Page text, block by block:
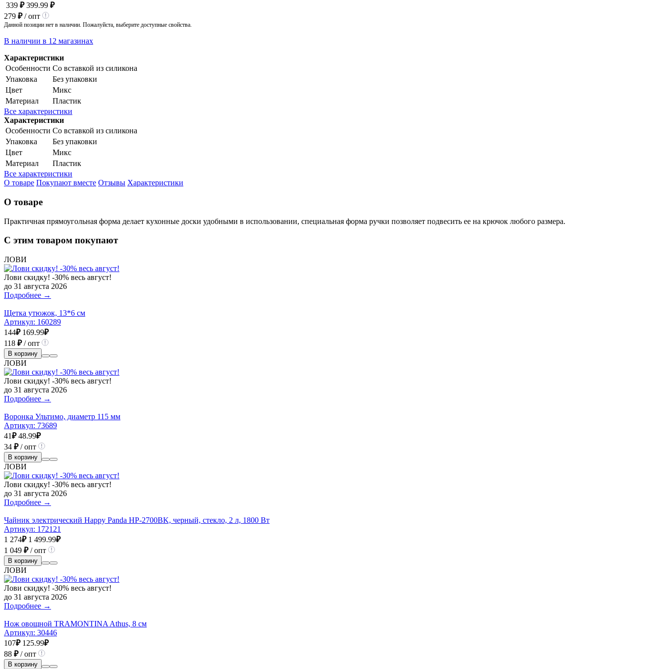
339 ₽ 399.99 ₽
279 ₽/ опт
Данной позиции нет в наличии. Пожалуйста, выберите доступные свойства.
В наличии в 12 магазинах
Характеристики
Особенности Со вставкой из силикона
Упаковка
Без упаковки
Цвет
Микс
Материал
Пластик
Все характеристики
Характеристики
Особенности Со вставкой из силикона
Упаковка
Без упаковки
Цвет
Микс
Материал
Пластик
Все характеристики
О товаре Покупают вместе Отзывы Характеристики
О товаре
Практичная прямоугольная форма делает кухонные доски удобными в использовании, специальная форма ручки позволяет подвесить ее на крючок любого размера.
С этим товаром покупают
ЛОВИ
Лови скидку! -30% весь август!
до 31 августа 2026
Подробнее →
Щетка утюжок, 13*6 см
Артикул: 160289
144₽ 169.99₽
118 ₽/ опт
В корзину
ЛОВИ
Лови скидку! -30% весь август!
до 31 августа 2026
Подробнее →
Воронка Ультимо, диаметр 115 мм
Артикул: 73689
41₽ 48.99₽
34 ₽/ опт
В корзину
ЛОВИ
Лови скидку! -30% весь август!
до 31 августа 2026
Подробнее →
Чайник электрический Happy Panda HP-2700BK, черный, стекло, 2 л, 1800 Вт
Артикул: 172121
1 274₽ 1 499.99₽
1 049 ₽/ опт
В корзину
ЛОВИ
Лови скидку! -30% весь август!
до 31 августа 2026
Подробнее →
Нож овощной TRAMONTINA Athus, 8 см
Артикул: 30446
107₽ 125.99₽
88 ₽/ опт
В корзину